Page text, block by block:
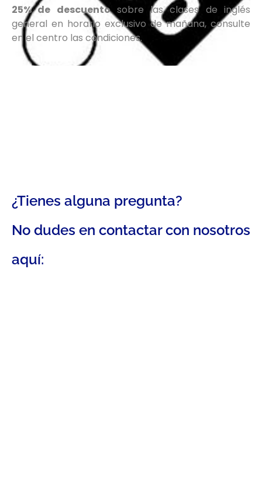
25% de descuentosobre las clases de inglés
general en horario exclusivo de mañana, consulte
en el centro las condiciones.
¿Tienes alguna pregunta?
No dudes en contactar con nosotros
aquí: